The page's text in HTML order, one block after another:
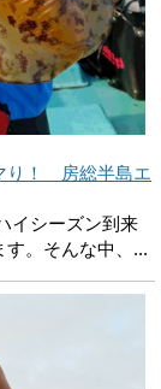
り！ 房総半島エ
イシーズン到来
す。そんな中、...